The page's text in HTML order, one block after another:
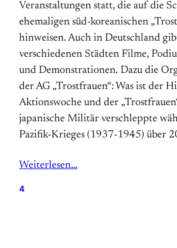
Veranstaltungen statt, die auf die
ehemaligen süd-koreanischen
hinweisen. Auch in Deutschland
verschiedenen Städten Filme,
und Demonstra­tionen. Dazu die
der AG „Trostfrauen“: Was ist der
Aktionswoche und der
japanische Militär verschleppte
Pazifik-Krieges (1937-1945) über
Weiterlesen…
4